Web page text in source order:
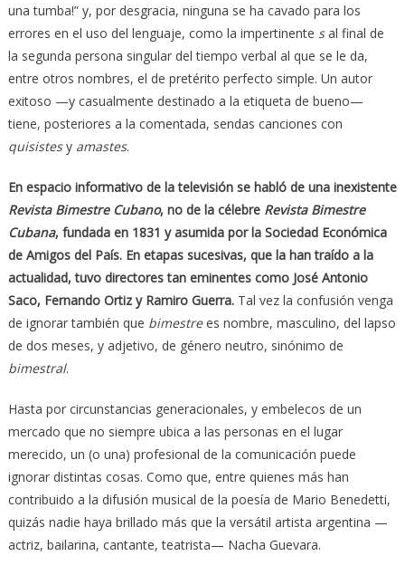
una tumba!” y, por desgracia, ninguna se ha cavado para los
errores en el uso del lenguaje, como la impertinente sal final de
la segunda persona singular del tiempo verbal al que se le da,
entre otros nombres, el de pretérito perfecto simple. Un autor
exitoso —y casualmente destinado a la etiqueta de bueno—
tiene, posteriores a la comentada, sendas canciones con
quisistesy amastes.
En espacio informativo de la televisión se habló de una inexistente
Revista Bimestre Cubano, no de la célebre Revista Bimestre
Cubana, fundada en 1831 y asumida por la Sociedad Económica
de Amigos del País. En etapas sucesivas, que la han traído a la
actualidad, tuvo directores tan eminentes como José Antonio
Saco, Fernando Ortiz y Ramiro Guerra.Tal vez la confusión venga
de ignorar también que bimestrees nombre, masculino, del lapso
de dos meses, y adjetivo, de género neutro, sinónimo de
bimestral.
Hasta por circunstancias generacionales, y embelecos de un
mercado que no siempre ubica a las personas en el lugar
merecido, un (o una) profesional de la comunicación puede
ignorar distintas cosas. Como que, entre quienes más han
contribuido a la difusión musical de la poesía de Mario Benedetti,
quizás nadie haya brillado más que la versátil artista argentina —
actriz, bailarina, cantante, teatrista— Nacha Guevara.